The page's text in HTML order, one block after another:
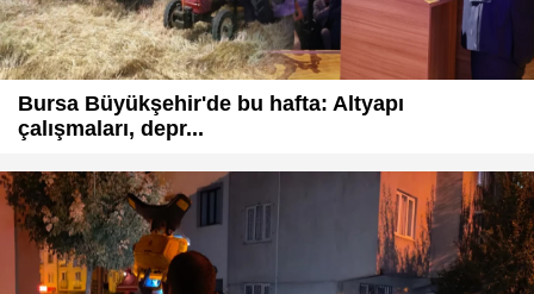
Bursa Büyükşehir'de bu hafta: Altyapı
çalışmaları, depr...